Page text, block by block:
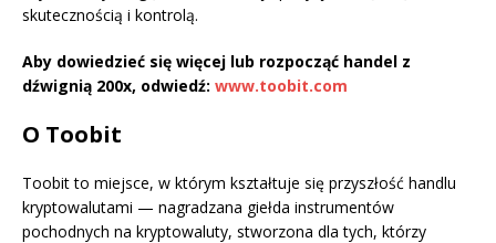
skutecznością i kontrolą.
Aby dowiedzieć się więcej lub rozpocząć handel z
dźwignią 200x, odwiedź: www.toobit.com
O Toobit
Toobit to miejsce, w którym kształtuje się przyszłość handlu
kryptowalutami — nagradzana giełda instrumentów
pochodnych na kryptowaluty, stworzona dla tych, którzy